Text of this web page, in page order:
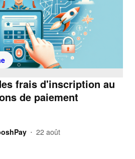
frais d'inscription au
de paiement
• 22 août